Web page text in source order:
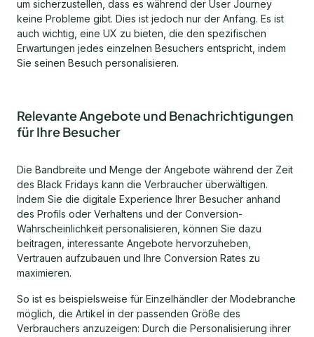
um sicherzustellen, dass es während der User Journey
keine Probleme gibt. Dies ist jedoch nur der Anfang. Es ist
auch wichtig, eine UX zu bieten, die den spezifischen
Erwartungen jedes einzelnen Besuchers entspricht, indem
Sie seinen Besuch personalisieren.
Relevante Angebote und Benachrichtigungen
für Ihre Besucher
Die Bandbreite und Menge der Angebote während der Zeit
des Black Fridays kann die Verbraucher überwältigen.
Indem Sie die digitale Experience Ihrer Besucher anhand
des Profils oder Verhaltens und der Conversion-
Wahrscheinlichkeit personalisieren, können Sie dazu
beitragen, interessante Angebote hervorzuheben,
Vertrauen aufzubauen und Ihre Conversion Rates zu
maximieren.
So ist es beispielsweise für Einzelhändler der Modebranche
möglich, die Artikel in der passenden Größe des
Verbrauchers anzuzeigen: Durch die Personalisierung ihrer